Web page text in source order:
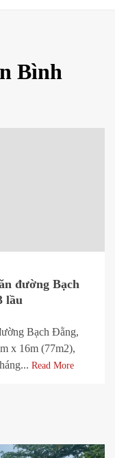
Bình
đường Bạch
lầu
Bạch Đằng,
x 16m (77m2),
Read More